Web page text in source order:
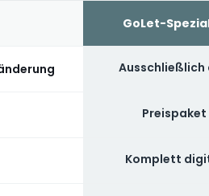
GoLet-
Ausschließlich
Preispaket
Komplett